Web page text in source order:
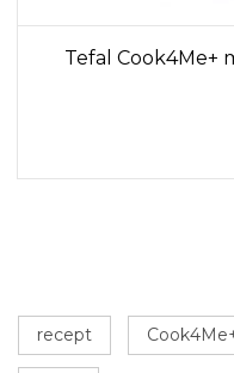
Tefal Cook4Me+
recept